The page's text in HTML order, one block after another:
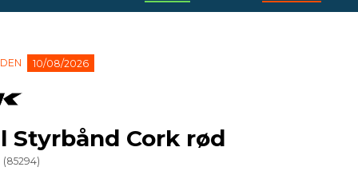
10/08/2026
Styrbånd Cork rød
(85294)